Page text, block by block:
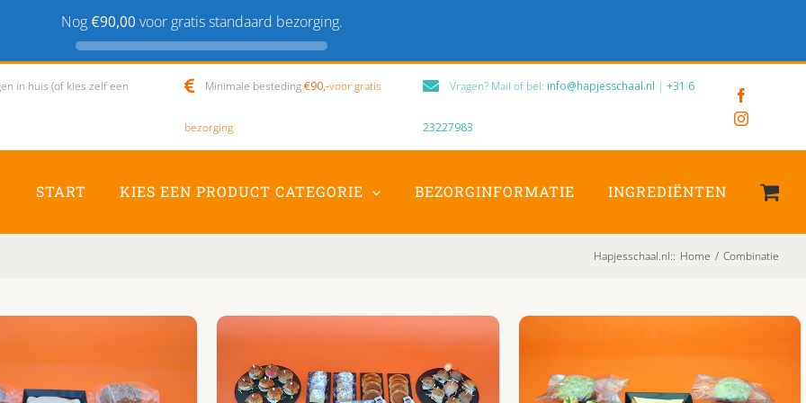
Nog €90,00 voor gratis standaard bezorging.
in huis (of kies zelf een Minimale besteding€90,-voor gratis
bezorging
Vragen? Mail of bel: info@hapjesschaal.nl | +31 6
23227983
Instagram
START KIES EEN PRODUCT CATEGORIE BEZORGINFORMATIE INGREDIËNTEN
Hapjesschaal.nl:: Home / Combinatie